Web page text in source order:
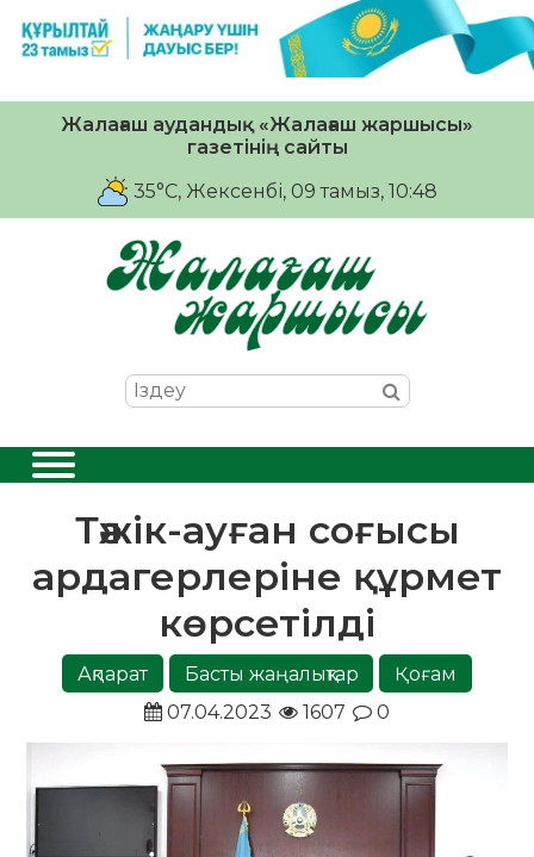
Жалағаш аудандық «Жалағаш жаршысы»
газетінің сайты
35°C, Жексенбі, 09 тамыз, 10:48
Тәжік-ауған соғысы
ардагерлеріне құрмет
көрсетілді
Ақпарат Басты жаңалықтар
Қоғам
07.04.2023
1607 0